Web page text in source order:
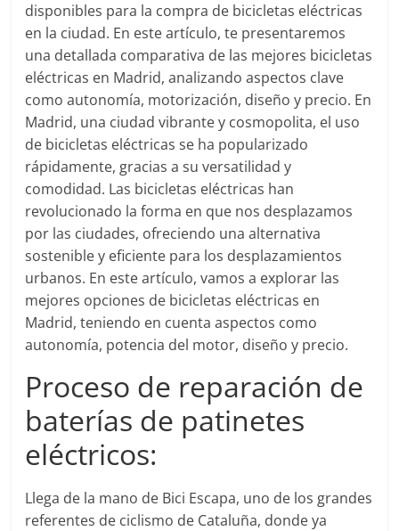
disponibles para la compra de bicicletas eléctricas
en la ciudad. En este artículo, te presentaremos
una detallada comparativa de las mejores bicicletas
eléctricas en Madrid, analizando aspectos clave
como autonomía, motorización, diseño y precio. En
Madrid, una ciudad vibrante y cosmopolita, el uso
de bicicletas eléctricas se ha popularizado
rápidamente, gracias a su versatilidad y
comodidad. Las bicicletas eléctricas han
revolucionado la forma en que nos desplazamos
por las ciudades, ofreciendo una alternativa
sostenible y eficiente para los desplazamientos
urbanos. En este artículo, vamos a explorar las
mejores opciones de bicicletas eléctricas en
Madrid, teniendo en cuenta aspectos como
autonomía, potencia del motor, diseño y precio.
Proceso de reparación de
baterías de patinetes
eléctricos:
Llega de la mano de Bici Escapa, uno de los grandes
referentes de ciclismo de Cataluña, donde ya